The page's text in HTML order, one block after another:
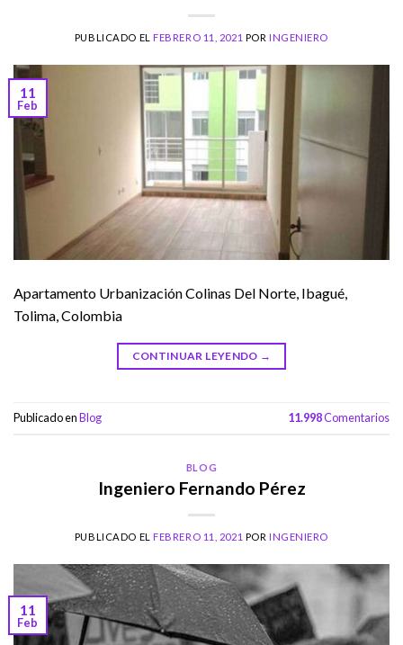
PUBLICADO ELFEBRERO 11, 2021 POR INGENIERO
11
Feb
Apartamento Urbanización Colinas Del Norte, Ibagué,
Tolima, Colombia
CONTINUAR LEYENDO →
Publicado enBlog 11.998Comentarios
BLOG
Ingeniero Fernando Pérez
PUBLICADO ELFEBRERO 11, 2021 POR INGENIERO
11
Feb